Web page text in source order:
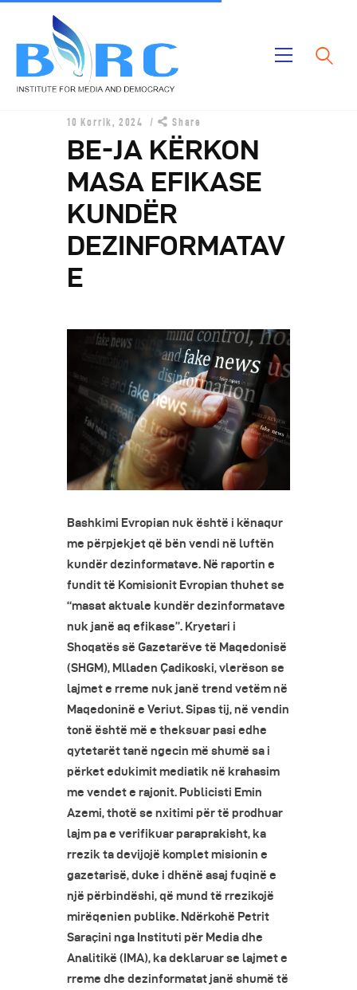
Publikimet
Projektet
Rreth Nesh
10 Korrik, 2024 Share
BE-JA KËRKON
MASA EFIKASE
KUNDËR
DEZINFORMATAV
E
Bashkimi Evropian nuk është i kënaqur
me përpjekjet që bën vendi në luftën
kundër dezinformatave. Në raportin e
fundit të Komisionit Evropian thuhet se
“masat aktuale kundër dezinformatave
nuk janë aq efikase”. Kryetari i
Shoqatës së Gazetarëve të Maqedonisë
(SHGM), Mlladen Çadikoski, vlerëson se
lajmet e rreme nuk janë trend vetëm në
Maqedoninë e Veriut. Sipas tij, në vendin
tonë është më e theksuar pasi edhe
qytetarët tanë ngecin më shumë sa i
përket edukimit mediatik në krahasim
me vendet e rajonit. Publicisti Emin
Azemi, thotë se nxitimi për të prodhuar
lajm pa e verifikuar paraprakisht, ka
rrezik ta devijojë komplet misionin e
gazetarisë, duke i dhënë asaj fuqinë e
një përbindëshi, që mund të rrezikojë
mirëqenien publike. Ndërkohë Petrit
Saraçini nga Instituti për Media dhe
Analitikë (IMA), ka deklaruar se lajmet e
rreme dhe dezinformatat janë shumë të